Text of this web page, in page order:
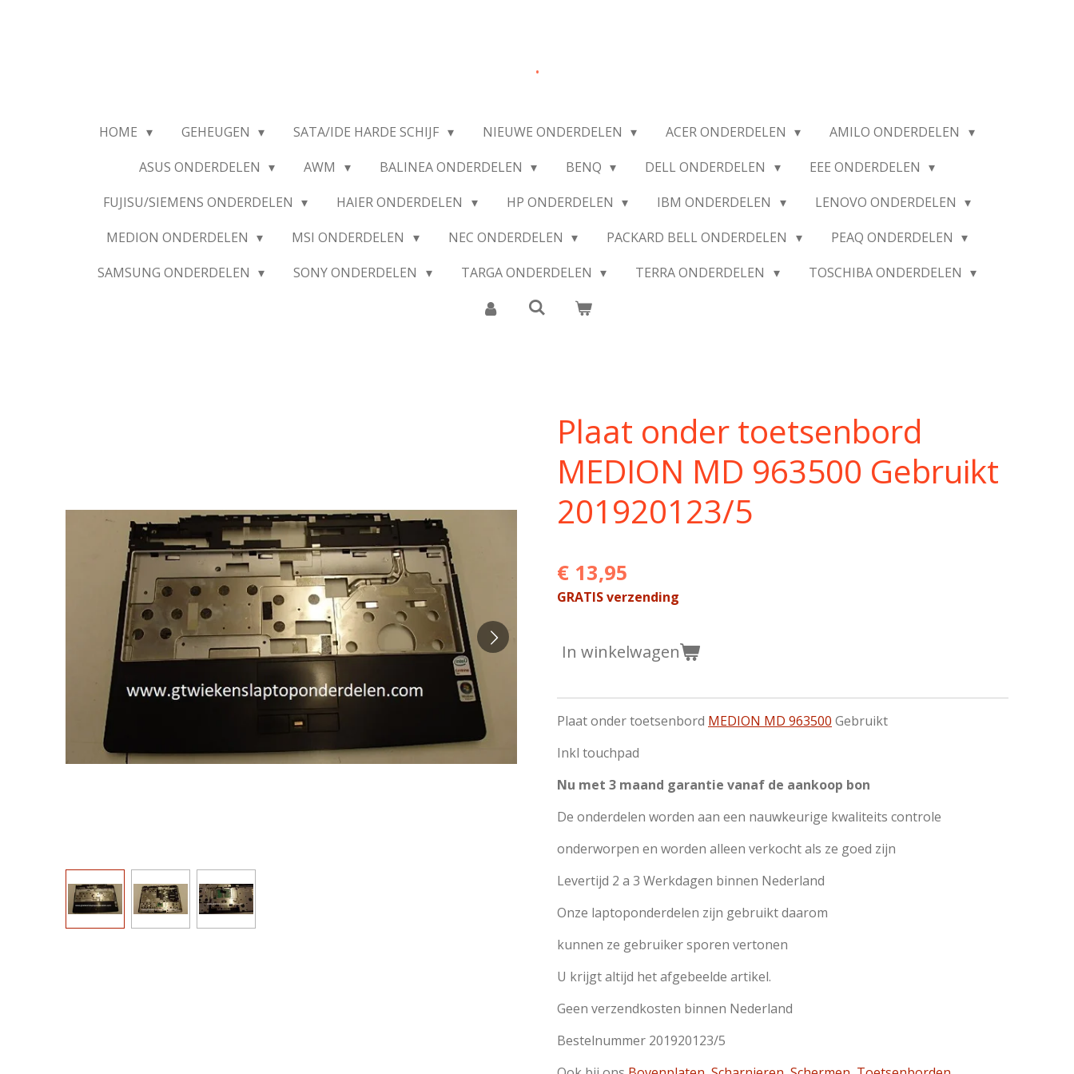
.
HOME GEHEUGEN SATA/IDE HARDE SCHIJF NIEUWE ONDERDELEN ACER ONDERDELEN
AMILO ONDERDELEN
ASUS ONDERDELEN
AWM BALINEA ONDERDELEN BENQ DELL ONDERDELEN
EEE ONDERDELEN
FUJISU/SIEMENS ONDERDELEN
HAIER ONDERDELEN HP ONDERDELEN IBM ONDERDELEN
LENOVO ONDERDELEN
MEDION ONDERDELEN
MSI ONDERDELEN NEC ONDERDELEN PACKARD BELL ONDERDELEN
PEAQ ONDERDELEN
SAMSUNG ONDERDELEN
SONY ONDERDELEN TARGA ONDERDELEN TERRA ONDERDELEN TOSCHIBA ONDERDELEN
Plaat onder toetsenbord
MEDION MD 963500 Gebruikt
201920123/5
€ 13,95
GRATIS verzending
In winkelwagen
Plaat onder toetsenbord MEDION MD 963500 Gebruikt
Inkl touchpad
Nu met 3 maand garantie vanaf de aankoop bon
De onderdelen worden aan een nauwkeurige kwaliteits controle
onderworpen en worden alleen verkocht als ze goed zijn
Levertijd 2 a 3 Werkdagen binnen Nederland
Onze laptoponderdelen zijn gebruikt daarom
kunnen ze gebruiker sporen vertonen
U krijgt altijd het afgebeelde artikel.
Geen verzendkosten binnen Nederland
Bestelnummer 201920123/5